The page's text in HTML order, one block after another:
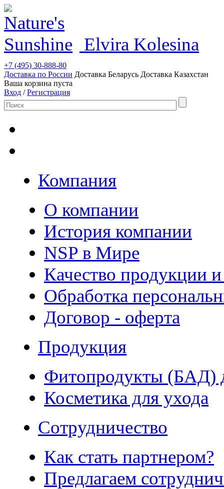
Elvira Kolesina
+7 (495) 30-888-80
Доставка по России Доставка Беларусь Доставка Казахстан
Ваша корзина пуста
Вход /Регистрация
Компания
О компании
История компании
NSP в Мире
Качество продукции
Обработка
Договор - оферта
Продукция
Фитопродукты (БАД)
Косметика для ухода
Сотрудничество
Как стать партнером?
Предлагаем